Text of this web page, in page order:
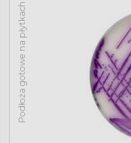
Podłoża gotowe na płytkach